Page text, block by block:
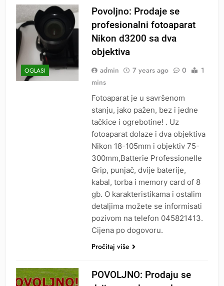
OGLASI
Povoljno: Prodaje se
profesionalni fotoaparat
Nikon d3200 sa dva
objektiva
admin 7 years ago 0
1
mins
Fotoaparat je u savršenom
stanju, jako pažen, bez i jedne
tačkice i ogrebotine! . Uz
fotoaparat dolaze i dva objektiva
Nikon 18-105mm i objektiv 75-
300mm,Batterie Professionelle
Grip, punjač, dvije baterije,
kabal, torba i memory card of 8
gb. O karakteristikama i ostalim
detaljima možete se informisati
pozivom na telefon 045821413.
Cijena po dogovoru.
Pročitaj više
POVOLJNO: Prodaju se